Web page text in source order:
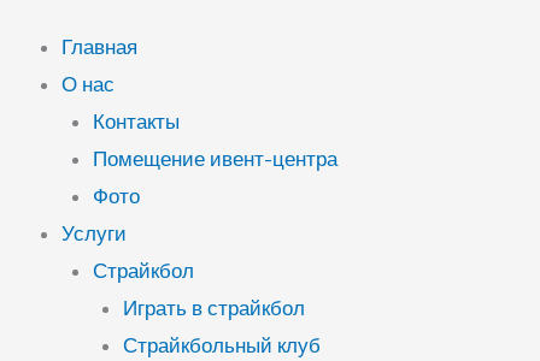
Главная
О нас
Контакты
Помещение ивент-центра
Фото
Услуги
Страйкбол
Играть в страйкбол
Страйкбольный клуб